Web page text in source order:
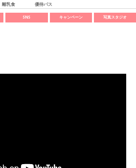
離乳食 優待パス
SNS キャンペーン 写真スタジオ